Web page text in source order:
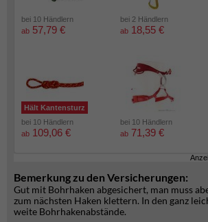
bei 10 Händlern
ab 57,79 €
bei 2 Händlern
ab 18,55 €
Hält Kantensturz
bei 10 Händlern
ab 109,06 €
bei 10 Händlern
ab 71,39 €
Bemerkung zu den Versicherungen:
Gut mit Bohrhaken abgesichert, man muss
zum nächsten Haken klettern. In den ganz
weite Bohrhakenabstände.